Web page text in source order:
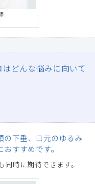
どんな悩みに向いて
の下垂、口元のゆるみ
すすめです。
時に期待できます。